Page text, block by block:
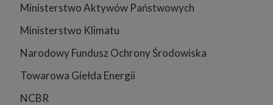
Ministerstwo Aktywów Państwowych
Ministerstwo Klimatu
Narodowy Fundusz Ochrony Środowiska
Towarowa Giełda Energii
NCBR